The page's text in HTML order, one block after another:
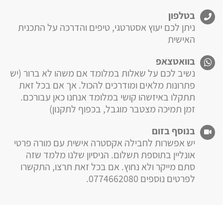
בטלפון
ניתן לכם יעוץ אסטרטגי, טיפים והדרכה על התכנית
האישית
בוואטצאפ
נשיב לכם על שאלות במלומד אם משהו לא ברור (יש
פתרונות מלאים ומודרכים להכול. אך אם בכל זאת
תתקלו באיזשהו קושי במלומד אנחנו כאן עבורכם.
זמן תמיכה מצטבר מוגבל, בכפוף לתקנון)
בנוסף בזום
יש אפשרות לחבילה אקסטרה אישית עם מורה פרטי
אונליין בתוספת תשלום. הניסיון שלנו מלמד שזה
סתם מייקר ולא נחוץ. אם בכל זאת תרצו, התקשרו
לפרטים נוספים 0774662080.